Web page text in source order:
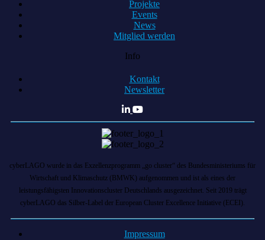
Projekte
Events
News
Mitglied werden
Info
Kontakt
Newsletter
cyberLAGO wurde in das Exzellenzprogramm „go cluster“ des Bundesministeriums für
Wirtschaft und Klimaschutz (BMWK) aufgenommen und ist als eines der
leistungsfähigsten Innovationscluster Deutschlands ausgezeichnet. Seit 2019 trägt
cyberLAGO das Silber-Label der European Cluster Excellence Initiative (ECEI).
Impressum